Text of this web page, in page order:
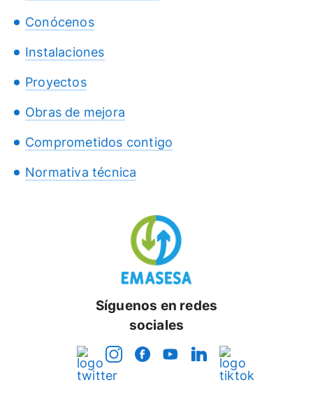
Conócenos
Instalaciones
Proyectos
Obras de mejora
Comprometidos contigo
Normativa técnica
Síguenos en redes
sociales